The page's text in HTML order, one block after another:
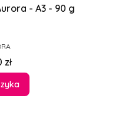
- A3 - 90 g
zł